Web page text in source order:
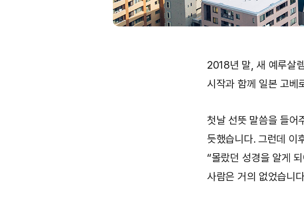
2018년 말, 새 예루살
시작과 함께 일본 고베
첫날 선뜻 말씀을 들어
듯했습니다. 그런데 이
“몰랐던 성경을 알게
사람은 거의 없었습니